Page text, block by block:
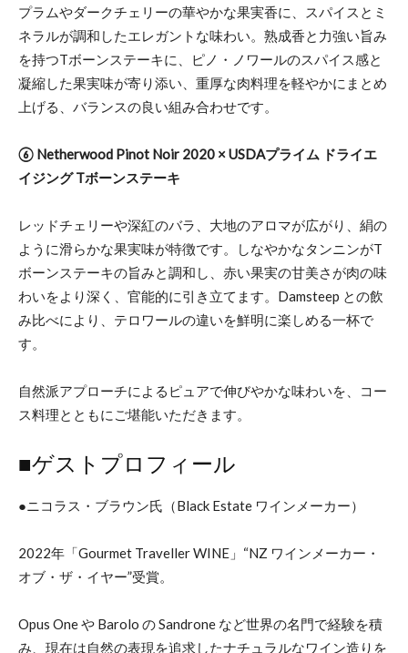
プラムやダークチェリーの華やかな果実香に、スパイスとミ
ネラルが調和したエレガントな味わい。熟成香と力強い旨み
を持つTボーンステーキに、ピノ・ノワールのスパイス感と
凝縮した果実味が寄り添い、重厚な肉料理を軽やかにまとめ
上げる、バランスの良い組み合わせです。
⑥ Netherwood Pinot Noir 2020 × USDAプライム ドライエ
イジング Tボーンステーキ
レッドチェリーや深紅のバラ、大地のアロマが広がり、絹の
ように滑らかな果実味が特徴です。しなやかなタンニンがT
ボーンステーキの旨みと調和し、赤い果実の甘美さが肉の味
わいをより深く、官能的に引き立てます。Damsteep との飲
み比べにより、テロワールの違いを鮮明に楽しめる一杯で
す。
自然派アプローチによるピュアで伸びやかな味わいを、コー
ス料理とともにご堪能いただきます。
■ゲストプロフィール
●ニコラス・ブラウン氏（Black Estate ワインメーカー）
2022年「Gourmet Traveller WINE」“NZ ワインメーカー・
オブ・ザ・イヤー”受賞。
Opus One や Barolo の Sandrone など世界の名門で経験を積
み、現在は自然の表現を追求したナチュラルなワイン造りを